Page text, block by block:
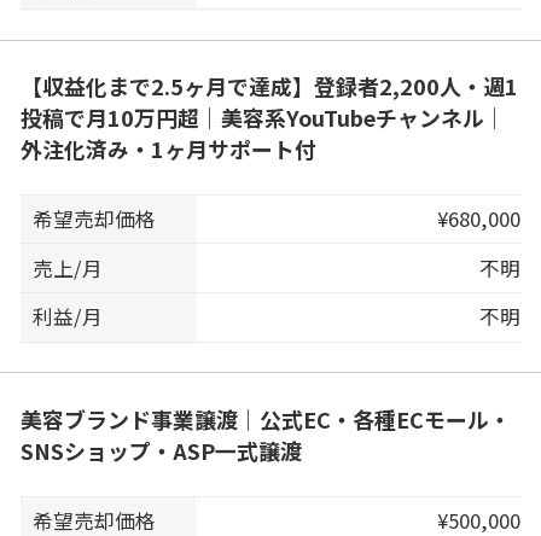
【収益化まで2.5ヶ月で達成】登録者2,200人・週1
投稿で月10万円超｜美容系YouTubeチャンネル｜
外注化済み・1ヶ月サポート付
希望売却価格
¥680,000
売上/月
不明
利益/月
不明
美容ブランド事業譲渡｜公式EC・各種ECモール・
SNSショップ・ASP一式譲渡
希望売却価格
¥500,000